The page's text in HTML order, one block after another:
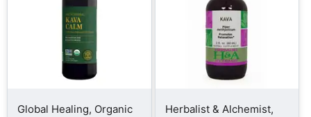
Global Healing, Organic
Herbalist & Alchemist,